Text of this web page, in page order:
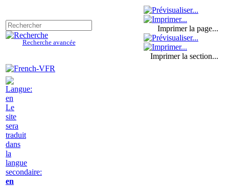
Recherche avancée
Imprimer la page...
Imprimer la section...
Le
site
sera
traduit
dans
la
langue
secondaire:
en